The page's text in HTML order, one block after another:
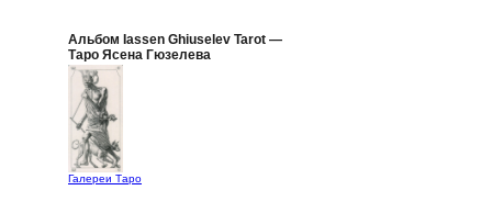
Альбом Iassen Ghiuselev Tarot —
Таро Ясена Гюзелева
Галереи Таро